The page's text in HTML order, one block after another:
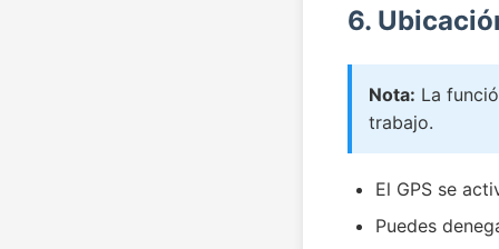
6.
Nota: La
trabajo.
El GPS se
Puedes